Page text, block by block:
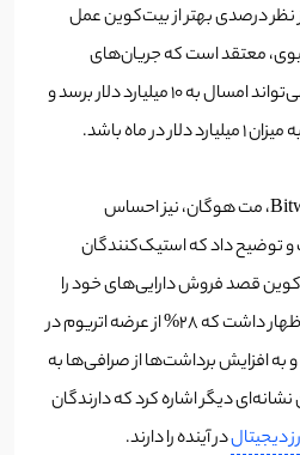
نظر درصدی بهتر از بیت‌کوین عمل
معتقد است که جریان‌های
ورودی به ETF‌های اتریوم می‌تواند امسال به 10 میلیارد دلار برسد و
ماه باشد.
مدیر ارشد سرمایه‌گذاری Bitwise، مت هوگان، نیز احساس
توضیح داد که استیک‌کنندگان
قصد فروش دارایی‌های خود را
ندارند. مدیر اجرایی Bitwise اظهار داشت که 28% از عرضه اتریوم در
افزایش برداشت‌ها از صرافی‌ها به
دیگر اشاره کرد که دارندگان
دیجیتالدر آینده را دارند.